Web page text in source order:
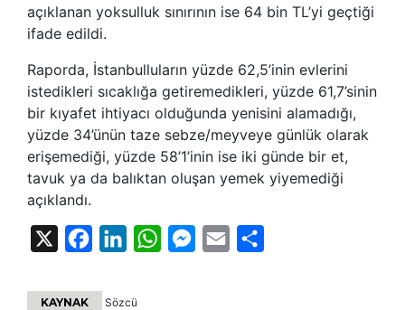
açıklanan yoksulluk sınırının ise 64 bin TL’yi geçtiği
ifade edildi.
Raporda, İstanbulluların yüzde 62,5’inin evlerini
istedikleri sıcaklığa getiremedikleri, yüzde 61,7’sinin
bir kıyafet ihtiyacı olduğunda yenisini alamadığı,
yüzde 34’ünün taze sebze/meyveye günlük olarak
erişemediği, yüzde 58’1’inin ise iki günde bir et,
tavuk ya da balıktan oluşan yemek yiyemediği
açıklandı.
FacebookLinkedInWhatsAppMessenger
Email
KAYNAK Sözcü